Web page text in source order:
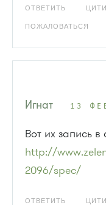
ОТВЕТИТЬ
ПОЖАЛОВАТЬСЯ
Игнат 13
Вот их запись
http://
2096/spec/
ОТВЕТИТЬ